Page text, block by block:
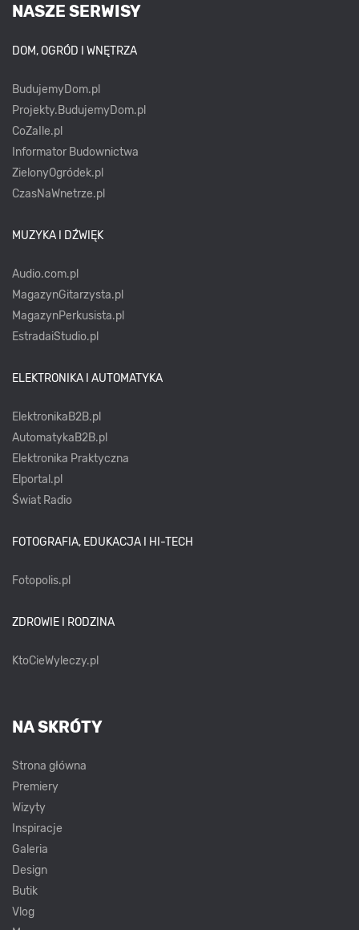
NASZE SERWISY
DOM, OGRÓD I WNĘTRZA
BudujemyDom.pl
Projekty.BudujemyDom.pl
CoZaIle.pl
Informator Budownictwa
ZielonyOgródek.pl
CzasNaWnetrze.pl
MUZYKA I DŹWIĘK
Audio.com.pl
MagazynGitarzysta.pl
MagazynPerkusista.pl
EstradaiStudio.pl
ELEKTRONIKA I AUTOMATYKA
ElektronikaB2B.pl
AutomatykaB2B.pl
Elektronika Praktyczna
Elportal.pl
Świat Radio
FOTOGRAFIA, EDUKACJA I HI-TECH
Fotopolis.pl
ZDROWIE I RODZINA
KtoCieWyleczy.pl
NA SKRÓTY
Strona główna
Premiery
Wizyty
Inspiracje
Galeria
Design
Butik
Vlog